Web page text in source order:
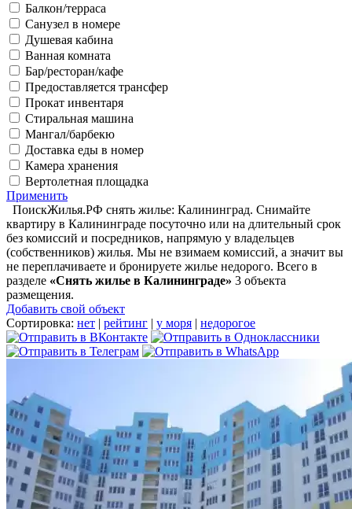
Балкон/терраса
Санузел в номере
Душевая кабина
Ванная комната
Бар/ресторан/кафе
Предоставляется трансфер
Прокат инвентаря
Стиральная машина
Мангал/барбекю
Доставка еды в номер
Камера хранения
Вертолетная площадка
Применить
ПоискЖилья.РФ снять жилье: Калининград. Снимайте
квартиру в Калининграде посуточно или на длительный срок
без комиссий и посредников, напрямую у владельцев
(собственников) жилья. Мы не взимаем комиссий, а значит вы
не переплачиваете и бронируете жилье недорого. Всего в
разделе «Снять жилье в Калининграде» 3 объекта
размещения.
Добавить свой объект
Сортировка: нет | рейтинг | у моря | недорогое